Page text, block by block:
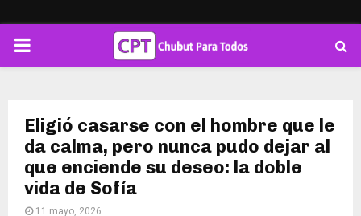
PRIMARY
Eligió casarse con el hombre que le
da calma, pero nunca pudo dejar al
que enciende su deseo: la doble
vida de Sofía
11 mayo, 2026